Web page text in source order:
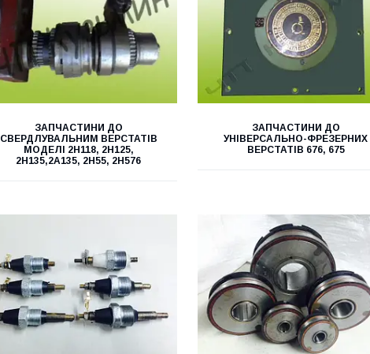
ЗАПЧАСТИНИ ДО
СВЕРДЛУВАЛЬНИМ ВЕРСТАТІВ
МОДЕЛІ 2Н118, 2Н125,
2Н135,2А135, 2Н55, 2Н576
ЗАПЧАСТИНИ ДО
УНІВЕРСАЛЬНО-ФРЕЗЕРНИХ
ВЕРСТАТІВ 676, 675